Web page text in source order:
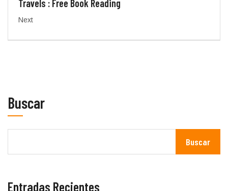
Travels : Free Book Reading
Next
Buscar
Buscar
Entradas Recientes